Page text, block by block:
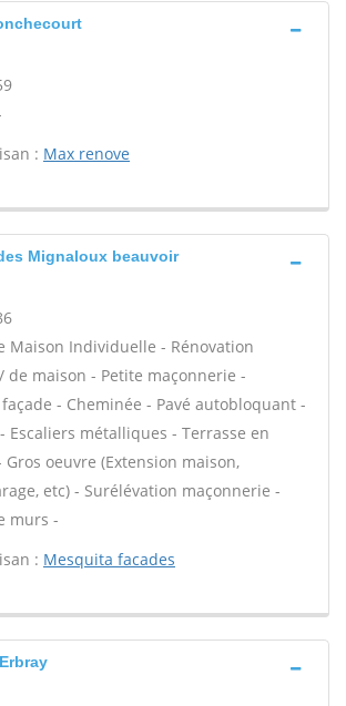
: Max renove
Mignaloux beauvoir
Maison Individuelle - Rénovation
de maison - Petite maçonnerie -
- Cheminée - Pavé autobloquant -
Escaliers métalliques - Terrasse en
oeuvre (Extension maison,
etc) - Surélévation maçonnerie -
murs -
: Mesquita facades